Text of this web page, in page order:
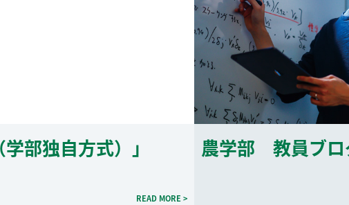
部独自方式）」
READ MORE >
農学部 教員ブロ